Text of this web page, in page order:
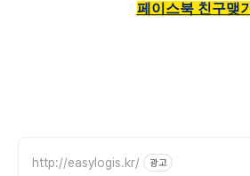
페이스북 친구맺
http://easylogis.kr/ 광고